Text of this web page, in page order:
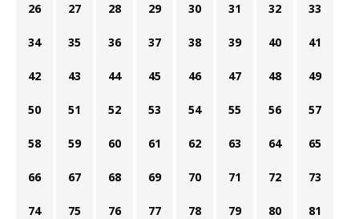
26 27 28 29 30 31 32 33
34 35 36 37 38 39 40 41
42 43 44 45 46 47 48 49
50 51 52 53 54 55 56 57
58 59 60 61 62 63 64 65
66 67 68 69 70 71 72 73
74 75 76 77 78 79 80 81